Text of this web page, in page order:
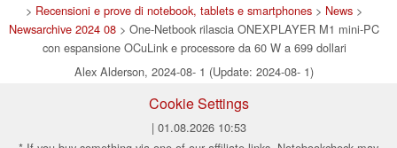
> Recensioni e prove di notebook, tablets e smartphones > News >
Newsarchive 2024 08 > One-Netbook rilascia ONEXPLAYER M1 mini-PC
con espansione OCuLink e processore da 60 W a 699 dollari
Alex Alderson, 2024-08- 1 (Update: 2024-08- 1)
Cookie Settings
| 01.08.2026 10:53